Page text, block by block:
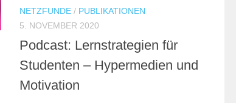
NETZFUNDE / PUBLIKATIONEN
5. NOVEMBER 2020
Podcast: Lernstrategien für
Studenten – Hypermedien und
Motivation